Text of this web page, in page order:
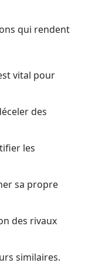
qui rendent
vital pour
des
les
sa propre
des rivaux
similaires.